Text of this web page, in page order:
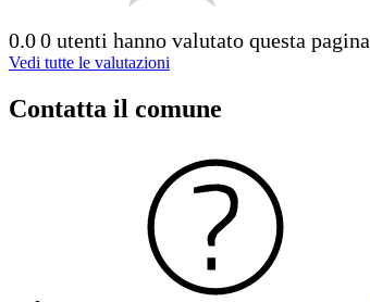
0.00 utenti hanno valutato questa pagina
Vedi tutte le valutazioni
Contatta il comune